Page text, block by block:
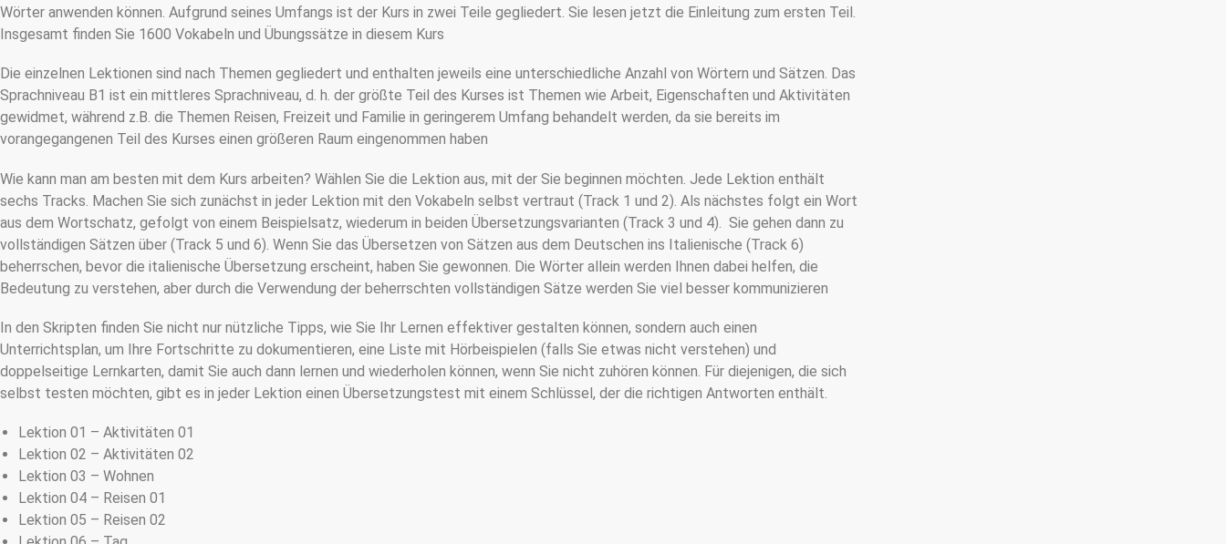
Wörter anwenden können. Aufgrund seines Umfangs ist der Kurs in zwei Teile gegliedert. Sie lesen jetzt die Einleitung zum ersten Teil.
Insgesamt finden Sie 1600 Vokabeln und Übungssätze in diesem Kurs
Die einzelnen Lektionen sind nach Themen gegliedert und enthalten jeweils eine unterschiedliche Anzahl von Wörtern und Sätzen. Das
Sprachniveau B1 ist ein mittleres Sprachniveau, d. h. der größte Teil des Kurses ist Themen wie Arbeit, Eigenschaften und Aktivitäten
gewidmet, während z.B. die Themen Reisen, Freizeit und Familie in geringerem Umfang behandelt werden, da sie bereits im
vorangegangenen Teil des Kurses einen größeren Raum eingenommen haben
Wie kann man am besten mit dem Kurs arbeiten? Wählen Sie die Lektion aus, mit der Sie beginnen möchten. Jede Lektion enthält
sechs Tracks. Machen Sie sich zunächst in jeder Lektion mit den Vokabeln selbst vertraut (Track 1 und 2). Als nächstes folgt ein Wort
aus dem Wortschatz, gefolgt von einem Beispielsatz, wiederum in beiden Übersetzungsvarianten (Track 3 und 4). Sie gehen dann zu
vollständigen Sätzen über (Track 5 und 6). Wenn Sie das Übersetzen von Sätzen aus dem Deutschen ins Italienische (Track 6)
beherrschen, bevor die italienische Übersetzung erscheint, haben Sie gewonnen. Die Wörter allein werden Ihnen dabei helfen, die
Bedeutung zu verstehen, aber durch die Verwendung der beherrschten vollständigen Sätze werden Sie viel besser kommunizieren
In den Skripten finden Sie nicht nur nützliche Tipps, wie Sie Ihr Lernen effektiver gestalten können, sondern auch einen
Unterrichtsplan, um Ihre Fortschritte zu dokumentieren, eine Liste mit Hörbeispielen (falls Sie etwas nicht verstehen) und
doppelseitige Lernkarten, damit Sie auch dann lernen und wiederholen können, wenn Sie nicht zuhören können. Für diejenigen, die sich
selbst testen möchten, gibt es in jeder Lektion einen Übersetzungstest mit einem Schlüssel, der die richtigen Antworten enthält.
Lektion 01 – Aktivitäten 01
Lektion 02 – Aktivitäten 02
Lektion 03 – Wohnen
Lektion 04 – Reisen 01
Lektion 05 – Reisen 02